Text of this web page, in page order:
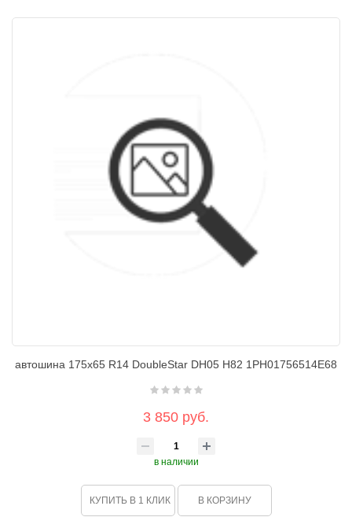
автошина 175х65 R14 DoubleStar DH05 H82 1PH01756514E68
3 850 руб.
в наличии
КУПИТЬ В 1 КЛИК В КОРЗИНУ